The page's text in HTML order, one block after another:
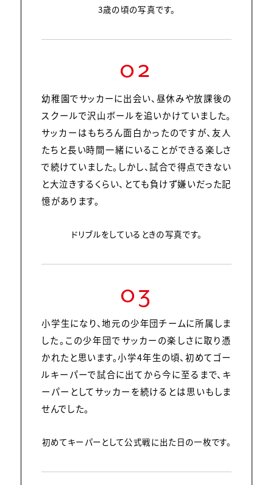
3歳の頃の写真です。
02
幼稚園でサッカーに出会い、昼休みや放課後の
スクールで沢山ボールを追いかけていました。
サッカーはもちろん面白かったのですが、友人
たちと長い時間一緒にいることができる楽しさ
で続けていました。しかし、試合で得点できない
と大泣きするくらい、とても負けず嫌いだった記
憶があります。
ドリブルをしているときの写真です。
03
小学生になり、地元の少年団チームに所属しま
した。この少年団でサッカーの楽しさに取り憑
かれたと思います。小学4年生の頃、初めてゴー
ルキーパーで試合に出てから今に至るまで、キ
ーパーとしてサッカーを続けるとは思いもしま
せんでした。
初めてキーパーとして公式戦に出た日の一枚です。